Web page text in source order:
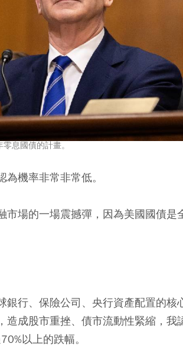
息國債的計畫。
機率非常非常低。
市場的一場震撼彈，因為美國國債是
行、保險公司、央行資產配置的核
造成股市重挫、債市流動性緊縮，我
以上的跌幅。